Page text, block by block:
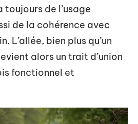
toujours de l’usage
de la cohérence avec
L’allée, bien plus qu’un
alors un trait d’union
fonctionnel et